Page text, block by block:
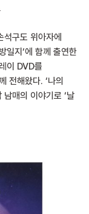
구도 위아자에
일지‘에 함께 출연한
이 DVD를
전해왔다. ‘나의
매의 이야기로 ‘날